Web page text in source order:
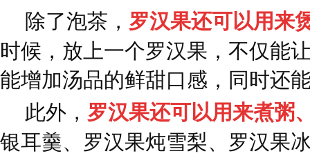
除了泡茶， 罗汉果还可以用来
时候，放上一个罗汉果，不仅能
能增加汤品的鲜甜口感，同时还
此外， 罗汉果还可以用来煮粥
银耳羹、罗汉果炖雪梨、罗汉果